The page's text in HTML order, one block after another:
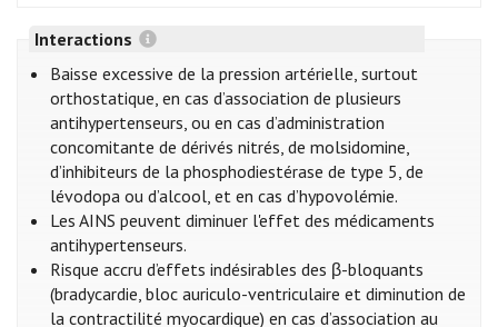
Interactions
Baisse excessive de la pression artérielle, surtout
orthostatique, en cas d’association de plusieurs
antihypertenseurs, ou en cas d’administration
concomitante de dérivés nitrés, de molsidomine,
d’inhibiteurs de la phosphodiestérase de type 5, de
lévodopa ou d’alcool, et en cas d’hypovolémie.
Les AINS peuvent diminuer l'effet des médicaments
antihypertenseurs.
Risque accru d’effets indésirables des β-bloquants
(bradycardie, bloc auriculo-ventriculaire et diminution de
la contractilité myocardique) en cas d’association au